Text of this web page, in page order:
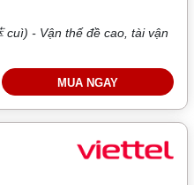
cuì) - Vận thế đề cao, tài vận
MUA NGAY